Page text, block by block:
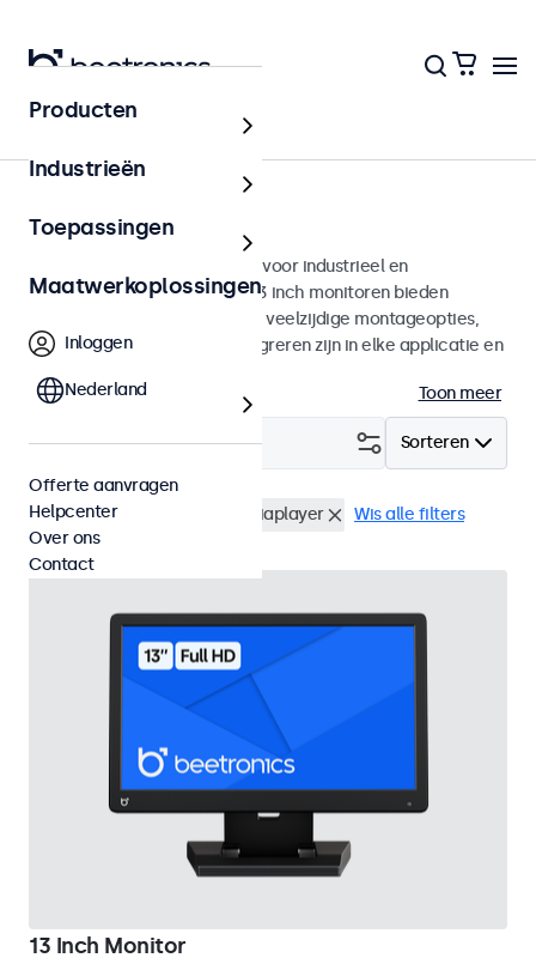
Monitoren
13 inch monitoren
13 inch monitoren ontworpen voor industrieel en
commercieel gebruik. Deze 13 inch monitoren bieden
diverse videoaansluitingen en veelzijdige montageopties,
waarmee ze naadloos te integreren zijn in elke applicatie en
Toon meer
Sorteren
Filter (2)
13 inch monitoren USB mediaplayer Wis alle filters
13 Inch Monitor
Producten
Industrieën
Toepassingen
Maatwerkoplossingen
Inloggen
Nederland
Offerte aanvragen
Helpcenter
Over ons
Contact